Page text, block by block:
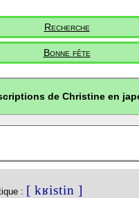
Recherche
Bonne fête
de Christine en
: [ kʁistin ]